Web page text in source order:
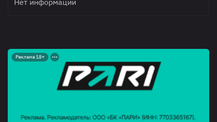
Нет информации
Реклама 18+